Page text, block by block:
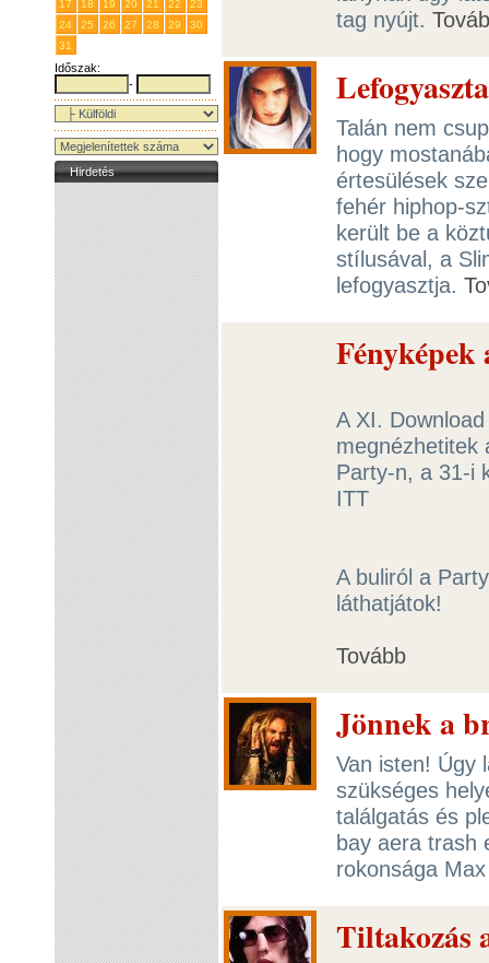
17
18 19 20 21 22
23
24
25 26 27 28 29
30
31
Időszak:
-
Hirdetés
tag nyújt.
Talán nem
hogy
értesülések
fehér hiphop-
került be a
stílusával, a
lefogyasztja.
A XI.
megnézhetitek
Party-n, a 31-i
ITT
A buliról a
láthatjátok!
Tovább
Jönnek a
Van isten! Úgy
szükséges
találgatás és
bay aera trash
rokonsága
Tiltakozás